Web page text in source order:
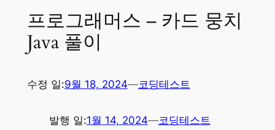
프로그래머스 – 카드 뭉치
Java 풀이
수정 일:9월 18, 2024—코딩테스트
발행 일:1월 14, 2024—코딩테스트